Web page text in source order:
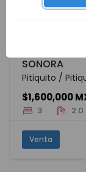
SONORA
Pitiquito /
$1,600,000
3 2.0
Venta